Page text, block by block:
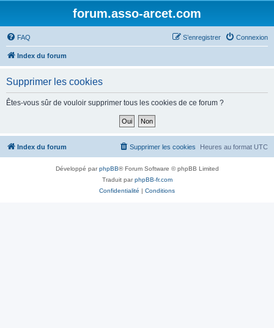
forum.asso-arcet.com
FAQ Connexion
S’enregistrer
Index du forum
Supprimer les cookies
Êtes-vous sûr de vouloir supprimer tous les cookies de ce forum ?
Index du forum Heures au format UTC
Supprimer les cookies
Développé parphpBB® Forum Software © phpBB Limited
Traduit parphpBB-fr.com
Confidentialité | Conditions